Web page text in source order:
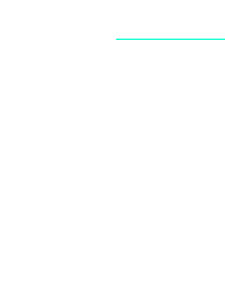
Agenciamento